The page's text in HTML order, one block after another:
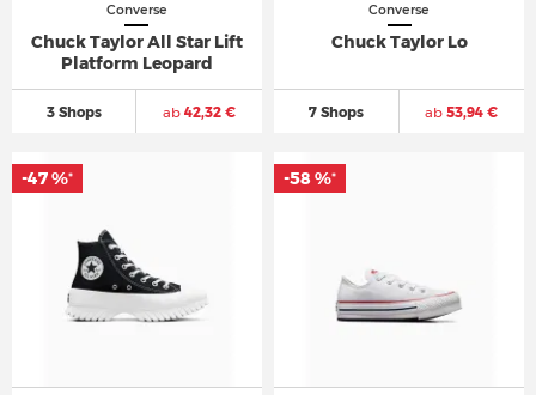
Converse
Chuck Taylor All Star Lift
Platform Leopard
3 Shops ab42,32 €
Converse
Chuck Taylor Lo
7 Shops ab 53,94 €
-47 %* -58 %*